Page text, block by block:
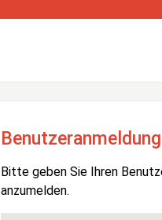
Benutzeranmeldung
Bitte geben Sie Ihren
anzumelden.